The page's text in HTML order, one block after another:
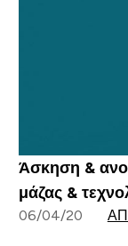
Άσκηση &
μάζας &
06/04/20